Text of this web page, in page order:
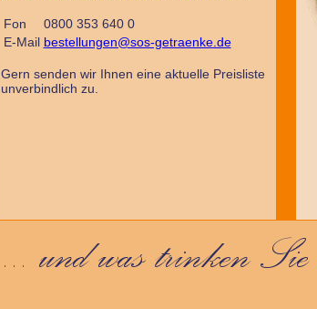
Fon
0800 353 640 0
E-Mail bestellungen@sos-getraenke.de
Gern senden wir Ihnen eine aktuelle Preisliste
unverbindlich zu.